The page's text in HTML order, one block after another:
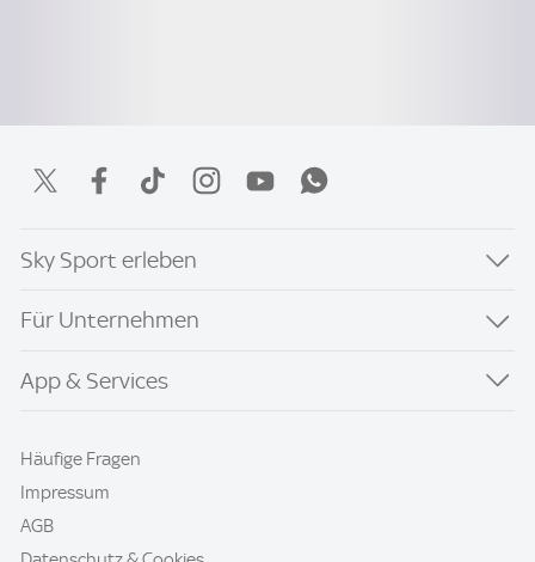
Sky Sport erleben
Für Unternehmen
App & Services
Häufige Fragen
Impressum
AGB